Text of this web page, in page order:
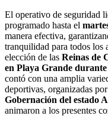
El operativo de seguridad
programado hasta el
manera efectiva,
tranquilidad para todos los
elección de las Reinas de
en Playa Grande
contó con una amplia
deportivas, organizadas
Gobernación del estado
animaron a los presentes